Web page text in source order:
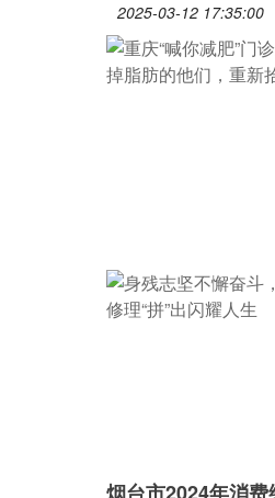
2025-03-12 17:35:00